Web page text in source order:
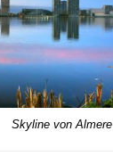
Skyline von Almere